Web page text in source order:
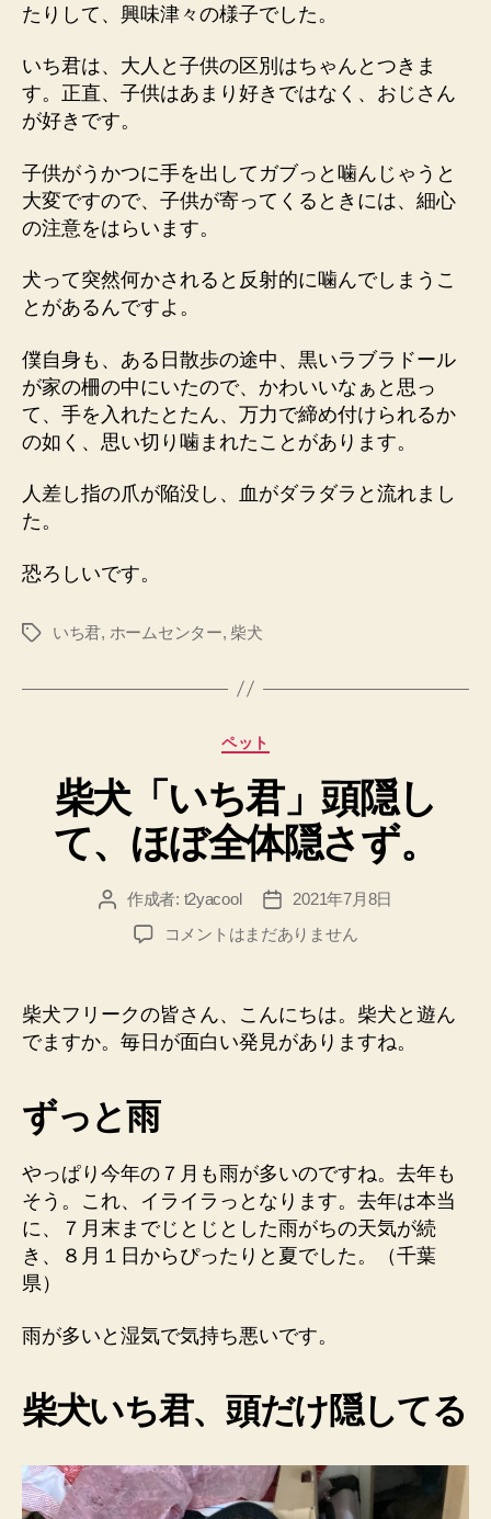
たりして、興味津々の様子でした。
いち君は、大人と子供の区別はちゃんとつきま
す。正直、子供はあまり好きではなく、おじさん
が好きです。
子供がうかつに手を出してガブっと噛んじゃうと
大変ですので、子供が寄ってくるときには、細心
の注意をはらいます。
犬って突然何かされると反射的に噛んでしまうこ
とがあるんですよ。
僕自身も、ある日散歩の途中、黒いラブラドール
が家の柵の中にいたので、かわいいなぁと思っ
て、手を入れたとたん、万力で締め付けられるか
の如く、思い切り噛まれたことがあります。
人差し指の爪が陥没し、血がダラダラと流れまし
た。
恐ろしいです。
タ
いち君, ホームセンター, 柴犬
カ
ゴ
リ
ー
ペット
柴犬「いち君」頭隠し
て、ほぼ全体隠さず。
投 作成者: t2yacool
投
稿
日
2021年7月8日
柴
ち
君」
頭
ぼ
全
体
隠
さ
の
コメントはまだありません
柴犬フリークの皆さん、こんにちは。柴犬と遊ん
でますか。毎日が面白い発見がありますね。
ずっと雨
やっぱり今年の７月も雨が多いのですね。去年も
そう。これ、イライラっとなります。去年は本当
に、７月末までじとじとした雨がちの天気が続
き、８月１日からぴったりと夏でした。（千葉
県）
雨が多いと湿気で気持ち悪いです。
柴犬いち君、頭だけ隠してる